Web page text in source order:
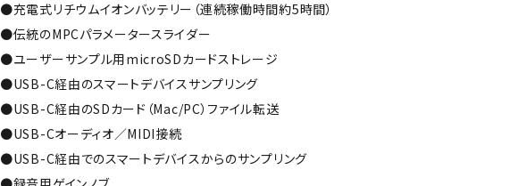
●充電式リチウムイオンバッテリー（連続稼働時間約5時間）
●伝統のMPCパラメータースライダー
●ユーザーサンプル用microSDカードストレージ
●USB-C経由のスマートデバイスサンプリング
●USB-C経由のSDカード（Mac/PC）ファイル転送
●USB-Cオーディオ／MIDI接続
●USB-C経由でのスマートデバイスからのサンプリング